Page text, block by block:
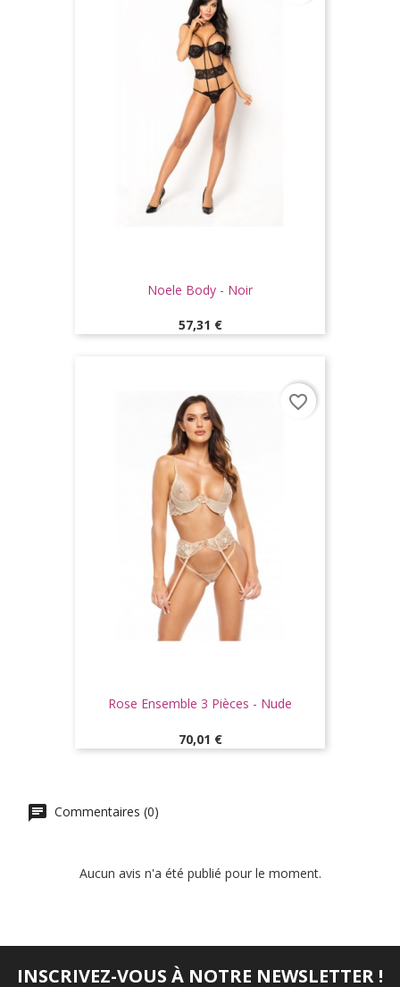
Noele Body - Noir
Prix
57,31 €
Rose Ensemble 3 Pièces - Nude
Prix
70,01 €
favorite_border
Commentaires (0)
Aucun avis n'a été publié pour le moment.
INSCRIVEZ-VOUS À NOTRE NEWSLETTER !